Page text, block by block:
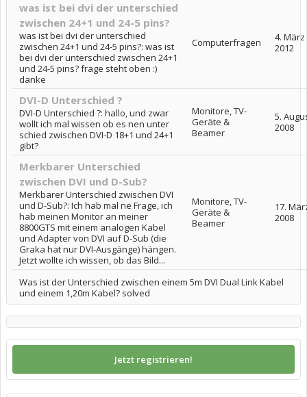
was ist bei dvi der unterschied
zwischen 24+1 und 24-5 pins?
was ist bei dvi der unterschied
zwischen 24+1 und 24-5 pins?: was ist
bei dvi der unterschied zwischen 24+1
und 24-5 pins? frage steht oben :)
danke
Computerfragen
4. März
2012
DVI-D Unterschied ?
DVI-D Unterschied ?: hallo, und zwar
wollt ich mal wissen ob es nen unter
schied zwischen DVI-D 18+1 und 24+1
gibt?
Monitore, TV-
Geräte &
Beamer
5.
2008
Merkbarer Unterschied
zwischen DVI und D-Sub?
Merkbarer Unterschied zwischen DVI
und D-Sub?: Ich hab mal ne Frage, ich
hab meinen Monitor an meiner
8800GTS mit einem analogen Kabel
und Adapter von DVI auf D-Sub (die
Graka hat nur DVI-Ausgänge) hängen.
Jetzt wollte ich wissen, ob das Bild...
Monitore, TV-
Geräte &
Beamer
17.
2008
Was ist der Unterschied zwischen einem 5m DVI Dual Link Kabel
und einem 1,20m Kabel? solved
Jetzt registrieren!